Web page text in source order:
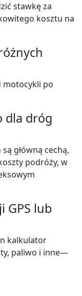
stawkę za
kosztu na
motocykli po
dla dróg
główną cechą,
podróży, w
GPS lub
kalkulator
paliwo i inne—